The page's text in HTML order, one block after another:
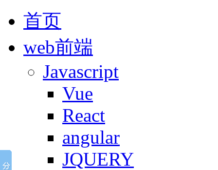
首页
web前端
Javascript
Vue
React
angular
JQUERY